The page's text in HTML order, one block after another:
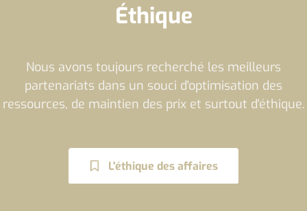
Éthique
Nous avons toujours recherché les meilleurs
partenariats dans un souci d'optimisation des
ressources, de maintien des prix et surtout d'éthique.
L'éthique des affaires